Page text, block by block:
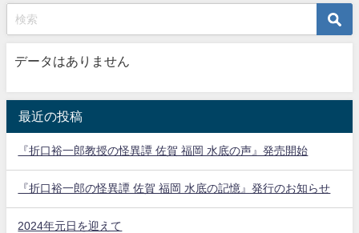
データはありません
最近の投稿
『折口裕一郎教授の怪異譚 佐賀 福岡 水底の声』発売開始
『折口裕一郎の怪異譚 佐賀 福岡 水底の記憶』発行のお知らせ
2024年元日を迎えて